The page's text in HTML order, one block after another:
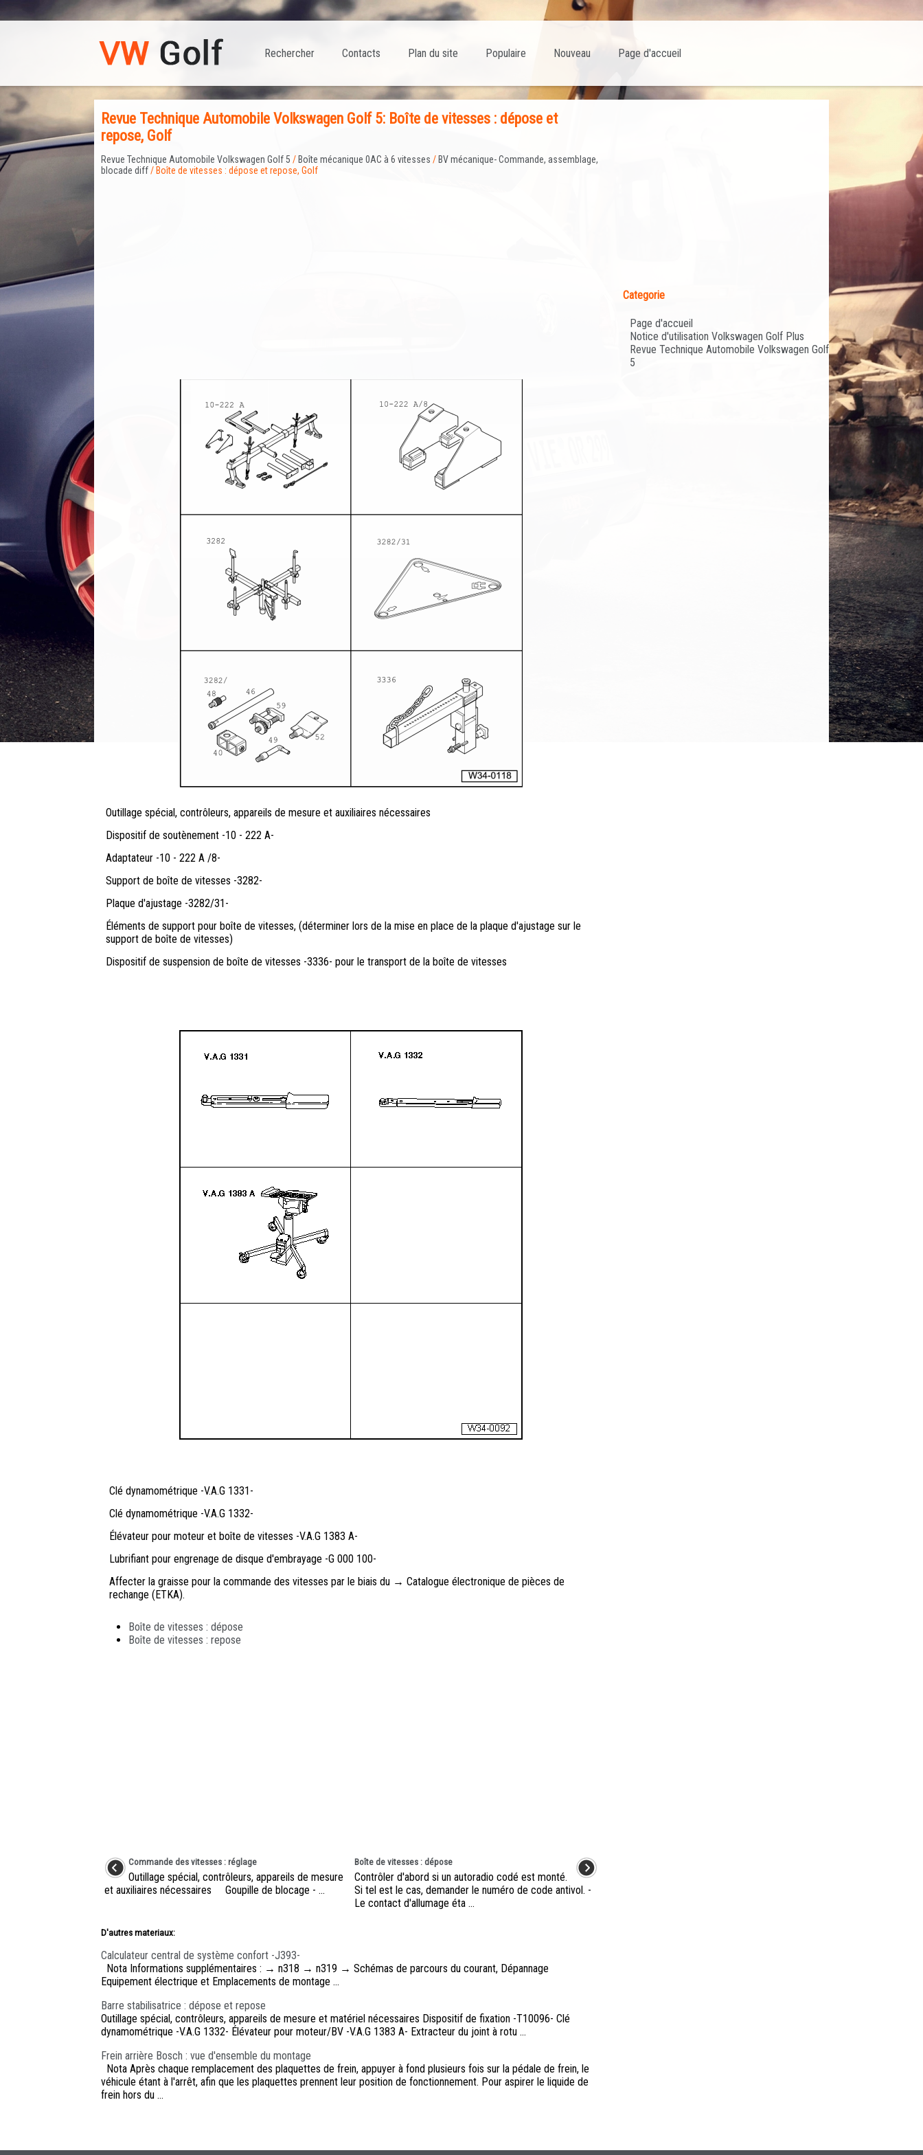
Page d'accueil
Nouveau
Populaire
Plan du site
Contacts
Rechercher
Revue Technique Automobile Volkswagen Golf 5: Boîte de vitesses : dépose et
repose, Golf
Revue Technique Automobile Volkswagen Golf 5 / Boîte mécanique 0AC à 6 vitesses / BV mécanique- Commande, assemblage,
blocade diff/ Boîte de vitesses : dépose et repose, Golf
Outillage spécial, contrôleurs, appareils de mesure et auxiliaires nécessaires
Dispositif de soutènement -10 - 222 A-
Adaptateur -10 - 222 A /8-
Support de boîte de vitesses -3282-
Plaque d'ajustage -3282/31-
Éléments de support pour boîte de vitesses, (déterminer lors de la mise en place de la plaque d'ajustage sur le
support de boîte de vitesses)
Dispositif de suspension de boîte de vitesses -3336- pour le transport de la boîte de vitesses
Clé dynamométrique -V.A.G 1331-
Clé dynamométrique -V.A.G 1332-
Élévateur pour moteur et boîte de vitesses -V.A.G 1383 A-
Lubrifiant pour engrenage de disque d'embrayage -G 000 100-
Affecter la graisse pour la commande des vitesses par le biais du → Catalogue électronique de pièces de
rechange (ETKA).
Boîte de vitesses : dépose
Boîte de vitesses : repose
Commande des vitesses : réglage
Outillage spécial, contrôleurs, appareils de mesure
et auxiliaires nécessaires Goupille de blocage - ...
Boîte de vitesses : dépose
Contrôler d'abord si un autoradio codé est monté.
Si tel est le cas, demander le numéro de code antivol. -
Le contact d'allumage éta ...
D'autres materiaux:
Calculateur central de système confort -J393-
Nota Informations supplémentaires : → n318 → n319 → Schémas de parcours du courant, Dépannage
Equipement électrique et Emplacements de montage ...
Barre stabilisatrice : dépose et repose
Outillage spécial, contrôleurs, appareils de mesure et matériel nécessaires Dispositif de fixation -T10096- Clé
dynamométrique -V.A.G 1332- Élévateur pour moteur/BV -V.A.G 1383 A- Extracteur du joint à rotu ...
Frein arrière Bosch : vue d'ensemble du montage
Nota Après chaque remplacement des plaquettes de frein, appuyer à fond plusieurs fois sur la pédale de frein, le
véhicule étant à l'arrêt, afin que les plaquettes prennent leur position de fonctionnement. Pour aspirer le liquide de
frein hors du ...
Categorie
Page d'accueil
Notice d'utilisation Volkswagen Golf Plus
Revue Technique Automobile Volkswagen Golf
5